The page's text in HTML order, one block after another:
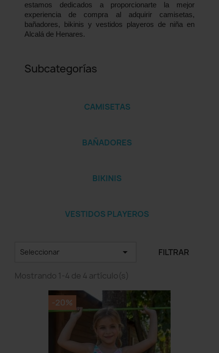
estamos dedicados a proporcionarte la mejor
experiencia de compra al adquirir camisetas,
bañadores, bikinis y vestidos playeros de niña en
Alcalá de Henares.
Subcategorías
CAMISETAS
BAÑADORES
BIKINIS
VESTIDOS PLAYEROS
Seleccionar  FILTRAR
Mostrando 1-4 de 4 artículo(s)
-20%